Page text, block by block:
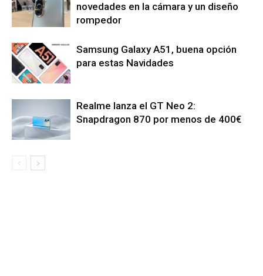
novedades en la cámara y un diseño
rompedor
Samsung Galaxy A51, buena opción
para estas Navidades
Realme lanza el GT Neo 2:
Snapdragon 870 por menos de 400€